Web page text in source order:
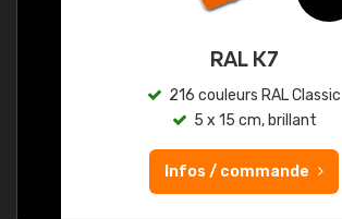
RAL K7
216 couleurs RAL Classic
5 x 15 cm, brillant
Infos / commande